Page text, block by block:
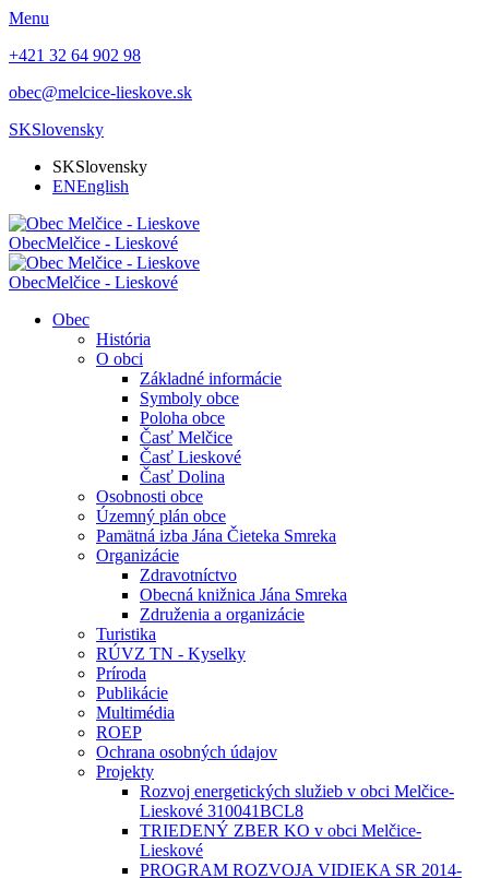
Menu
+421 32 64 902 98
obec@melcice-lieskove.sk
SKSlovensky
SKSlovensky
ENEnglish
ObecMelčice - Lieskové
ObecMelčice - Lieskové
Obec
História
O obci
Základné informácie
Symboly obce
Poloha obce
Časť Melčice
Časť Lieskové
Časť Dolina
Osobnosti obce
Územný plán obce
Pamätná izba Jána Čieteka Smreka
Organizácie
Zdravotníctvo
Obecná knižnica Jána Smreka
Združenia a organizácie
Turistika
RÚVZ TN - Kyselky
Príroda
Publikácie
Multimédia
ROEP
Ochrana osobných údajov
Projekty
Rozvoj energetických služieb v obci Melčice-
Lieskové 310041BCL8
TRIEDENÝ ZBER KO v obci Melčice-
Lieskové
PROGRAM ROZVOJA VIDIEKA SR 2014-